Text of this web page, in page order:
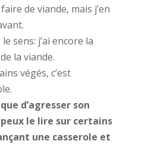
de viande, mais j’en
sens: j’ai encore la
la viande.
végés, c’est
d’agresser son
le lire sur certains
une casserole et